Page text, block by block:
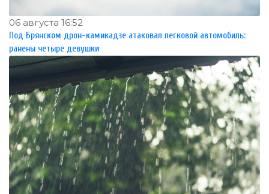
06 августа 16:52
Под Брянском дрон-камикадзе атаковал легковой автомобиль:
ранены четыре девушки